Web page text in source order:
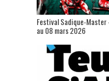
Festival Sadique-
au 08 mars 2026